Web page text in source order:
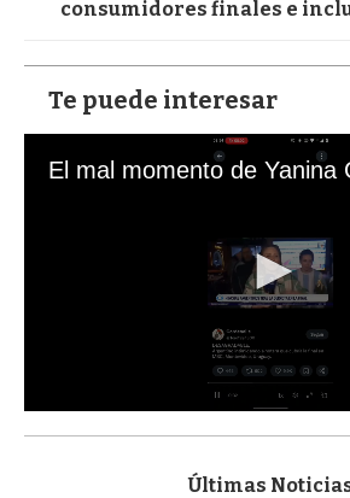
consumidores finales e
Te puede interesar
s
Últimas